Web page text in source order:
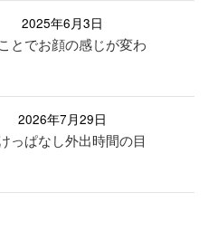
2025年6月3日
とでお顔の感じが変わ
2026年7月29日
っぱなし外出時間の目